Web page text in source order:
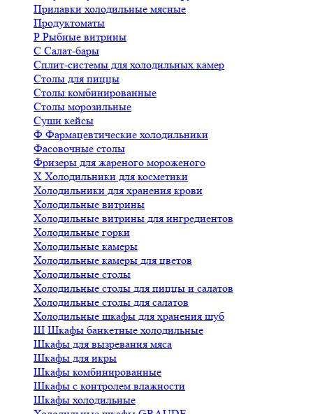
Прилавки холодильные мясные
Продуктоматы
Р Рыбные витрины
С Салат-бары
Сплит-системы для холодильных камер
Столы для пиццы
Столы комбинированные
Столы морозильные
Суши кейсы
Ф Фармацевтические холодильники
Фасовочные столы
Фризеры для жареного мороженого
Х Холодильники для косметики
Холодильники для хранения крови
Холодильные витрины
Холодильные витрины для ингредиентов
Холодильные горки
Холодильные камеры
Холодильные камеры для цветов
Холодильные столы
Холодильные столы для пиццы и салатов
Холодильные столы для салатов
Холодильные шкафы для хранения шуб
Ш Шкафы банкетные холодильные
Шкафы для вызревания мяса
Шкафы для икры
Шкафы комбинированные
Шкафы с контролем влажности
Шкафы холодильные